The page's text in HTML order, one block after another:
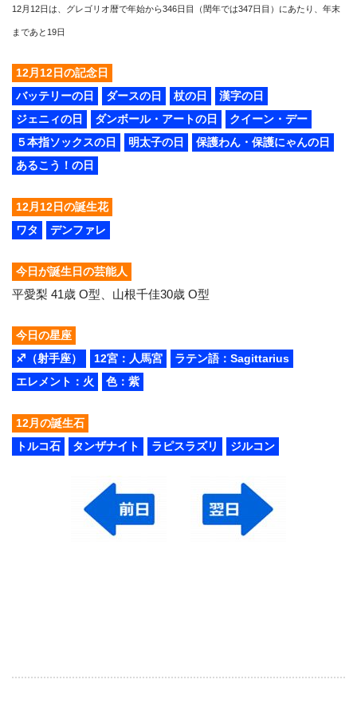
12月12日は、グレゴリオ暦で年始から346日目（閏年では347日目）にあたり、年末
まであと19日
12月12日の記念日
バッテリーの日
ダースの日 杖の日
漢字の日
ジェニィの日
ダンボール・アートの日
クイーン・デー
５本指ソックスの日
明太子の日
保護わん・保護にゃんの日
あるこう！の日
12月12日の誕生花
ワタ
デンファレ
今日が誕生日の芸能人
平愛梨 41歳 O型、山根千佳30歳 O型
今日の星座
♐（射手座）
12宮：人馬宮
ラテン語：Sagittarius
エレメント：火
色：紫
12月の誕生石
トルコ石
タンザナイト ラピスラズリ ジルコン